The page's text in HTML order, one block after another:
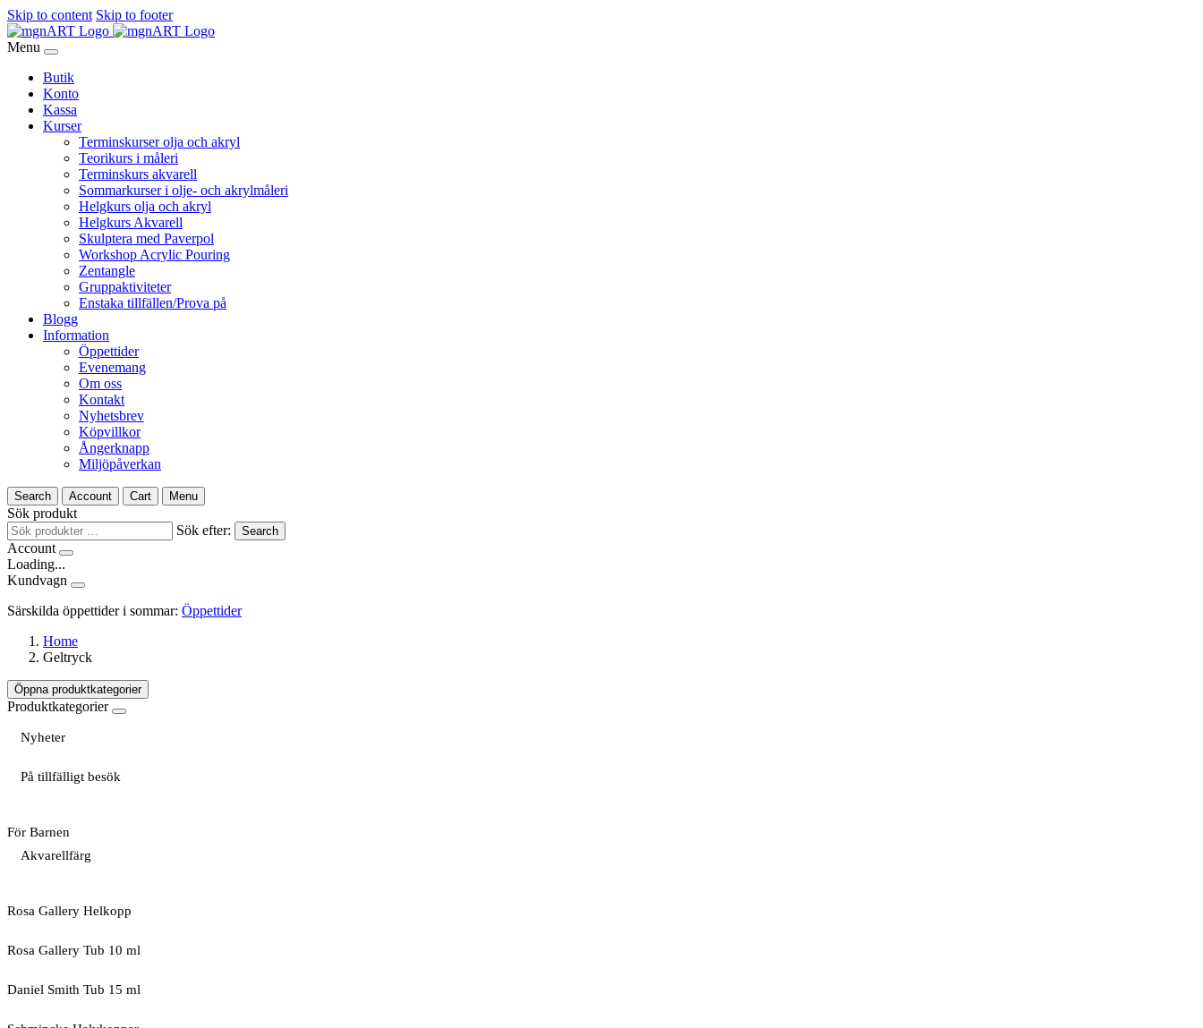
Skip to content Skip to footer
Menu
Butik
Konto
Kassa
Kurser
Terminskurser olja och akryl
Teorikurs i måleri
Terminskurs akvarell
Sommarkurser i olje- och akrylmåleri
Helgkurs olja och akryl
Helgkurs Akvarell
Skulptera med Paverpol
Workshop Acrylic Pouring
Zentangle
Gruppaktiviteter
Enstaka tillfällen/Prova på
Blogg
Information
Öppettider
Evenemang
Om oss
Kontakt
Nyhetsbrev
Köpvillkor
Ångerknapp
Miljöpåverkan
Search Account Cart Menu
Sök produkt
Sök efter:
Search
Account
Loading...
Kundvagn
Särskilda öppettider i sommar: Öppettider
Home
Geltryck
Öppna produktkategorier
Produktkategorier
Nyheter
På tillfälligt besök
För Barnen
Akvarellfärg
Rosa Gallery Helkopp
Rosa Gallery Tub 10 ml
Daniel Smith Tub 15 ml